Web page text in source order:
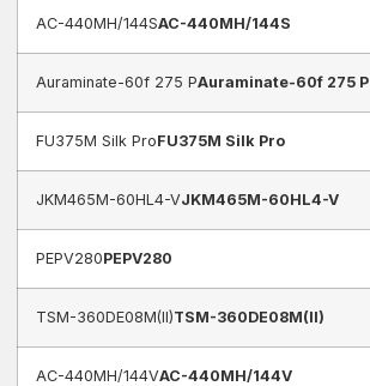
AC-440MH/144SAC-440MH/144S
Auraminate-60f 275 PAuraminate-60f 275 P
FU375M Silk ProFU375M Silk Pro
JKM465M-60HL4-VJKM465M-60HL4-V
PEPV280PEPV280
TSM-360DE08M(II)TSM-360DE08M(II)
AC-440MH/144VAC-440MH/144V